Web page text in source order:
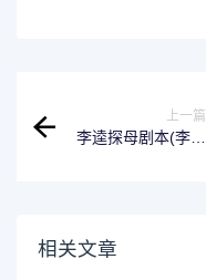
上一篇
李逵探母剧本(李逵
相关文章